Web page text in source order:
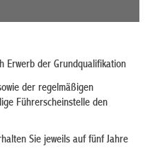
Erwerb der Grundqualifikation
der regelmäßigen
Führerscheinstelle den
Sie jeweils auf fünf Jahre